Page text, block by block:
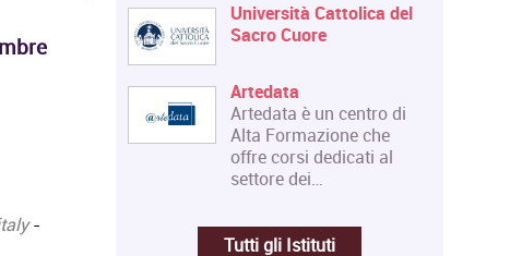
-
Università Cattolica del
Sacro Cuore
Artedata
Artedata è un centro di
Alta Formazione che
offre corsi dedicati al
settore dei…
Tutti gli Istituti